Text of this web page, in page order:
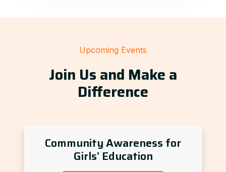
Upcoming Events
Join Us and Make a
Difference
Community Awareness for
Girls’ Education